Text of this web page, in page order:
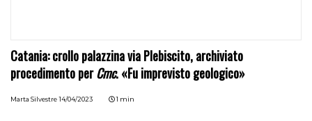
Catania: crollo palazzina via Plebiscito, archiviato
procedimento perCmc. «Fu imprevisto geologico»
Marta Silvestre 14/04/2023 1 min